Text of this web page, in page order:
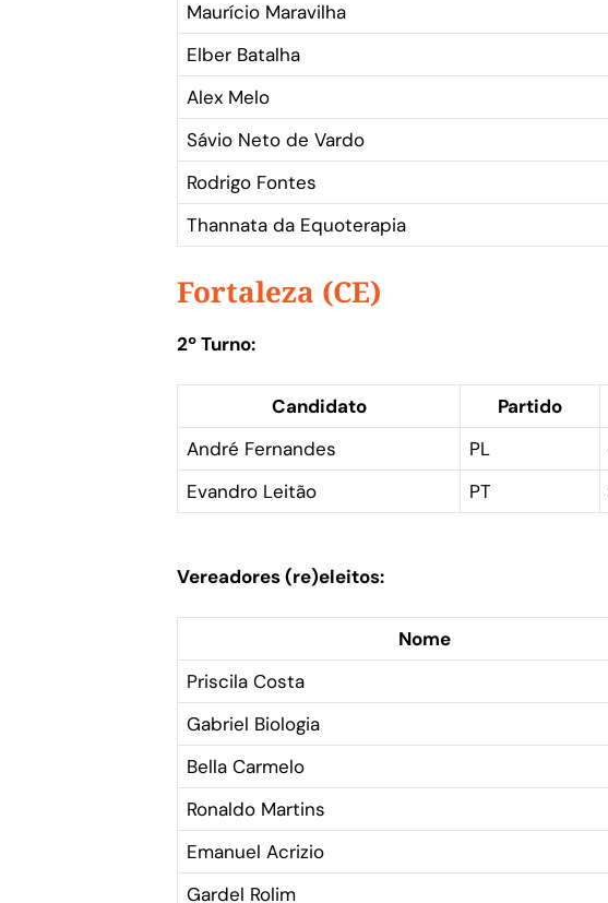
Maurício Maravilha
Elber Batalha
Alex Melo
Sávio Neto de Vardo
Rodrigo Fontes
Thannata da Equoterapia
Fortaleza (CE)
2º Turno:
Candidato Partido
André Fernandes
PL
Evandro Leitão
PT
Vereadores (re)eleitos:
Nome
Priscila Costa
Gabriel Biologia
Bella Carmelo
Ronaldo Martins
Emanuel Acrizio
Gardel Rolim